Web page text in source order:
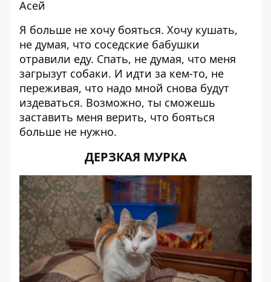
Асей
Я больше не хочу бояться. Хочу кушать,
не думая, что соседские бабушки
отравили еду. Спать, не думая, что меня
загрызут собаки. И идти за кем-то, не
переживая, что надо мной снова будут
издеваться. Возможно, ты сможешь
заставить меня верить, что бояться
больше не нужно.
ДЕРЗКАЯ МУРКА